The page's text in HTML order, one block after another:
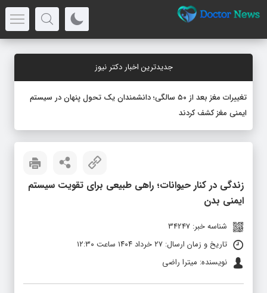
جدیدترین اخبار دکتر نیوز
تغییرات مغز بعد از ۵۰ سالگی؛ دانشمندان یک تحول پنهان در سیستم
ایمنی مغز کشف کردند
زندگی در کنار حیوانات؛ راهی طبیعی برای تقویت سیستم
ایمنی بدن
شناسه خبر: 34247
تاریخ و زمان ارسال: ۲۷ خرداد ۱۴۰۴ ساعت ۱۲:۳۰
نویسنده: میترا راضی